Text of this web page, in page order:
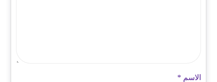
الاسم *